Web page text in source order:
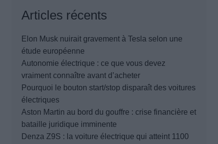
Articles récents
Elon Musk nuirait gravement à Tesla selon une
étude européenne
Autonomie électrique : ce que vous devez
vraiment connaître avant d’acheter
Pourquoi le bouton start/stop disparaît des voitures
électriques
Aston Martin au bord du gouffre : crise financière et
bataille juridique imminente
Denza Z9S : la voiture électrique qui atteint 1100